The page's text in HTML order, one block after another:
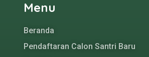
Menu
Beranda
Pendaftaran Calon Santri Baru